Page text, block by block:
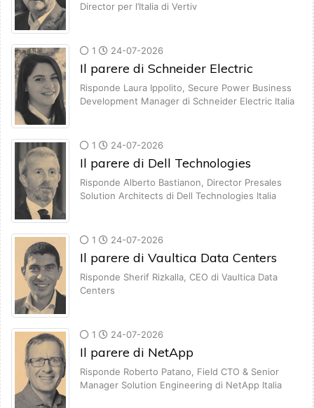
Director per l’Italia di Vertiv
1 24-07-2026
Il parere di Schneider Electric
Risponde Laura Ippolito, Secure Power Business
Development Manager di Schneider Electric Italia
1 24-07-2026
Il parere di Dell Technologies
Risponde Alberto Bastianon, Director Presales
Solution Architects di Dell Technologies Italia
1 24-07-2026
Il parere di Vaultica Data Centers
Risponde Sherif Rizkalla, CEO di Vaultica Data
Centers
1 24-07-2026
Il parere di NetApp
Risponde Roberto Patano, Field CTO & Senior
Manager Solution Engineering di NetApp Italia